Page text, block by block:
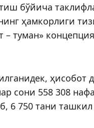
бўйи­­ча
ҳамкорлиги
– туман»
ҳисобот
сони 558 308
6 750 тани